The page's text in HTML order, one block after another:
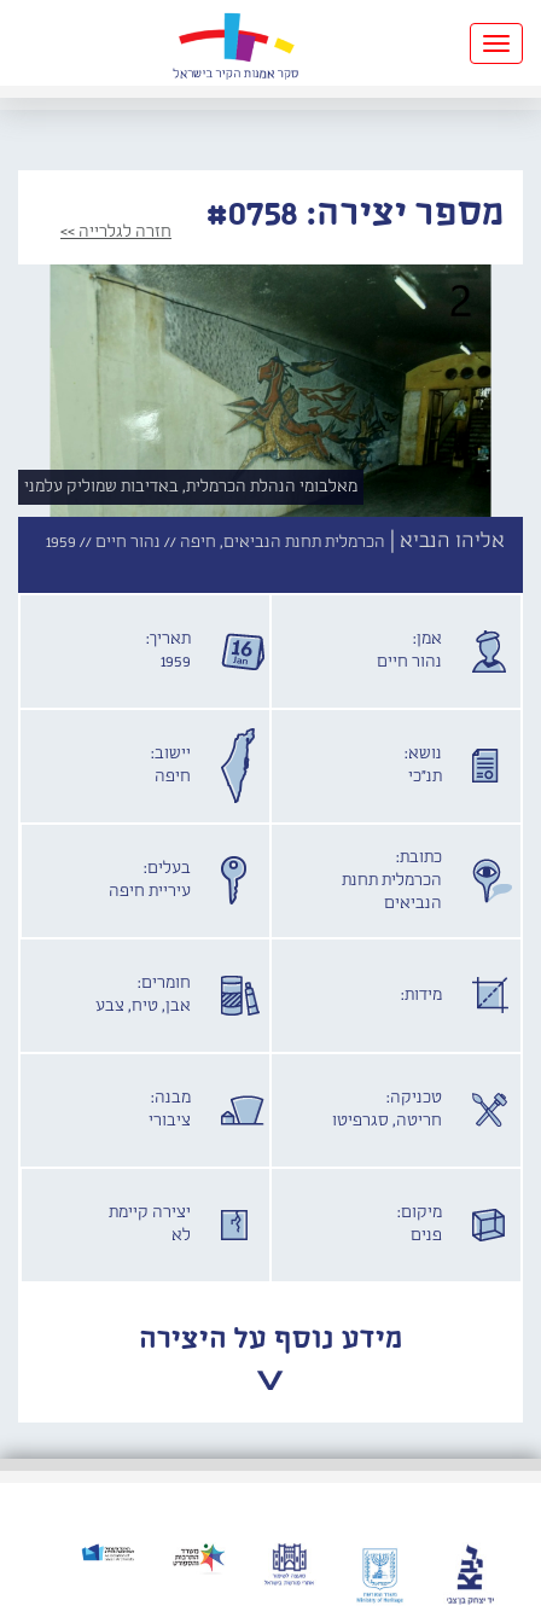
Toggle
navigation
מספר יצירה: #0758 חזרה לגלרייה >>
מאלבומי הנהלת הכרמלית, באדיבות שמוליק עלמני
אליהו הנביא | הכרמלית תחנת הנביאים, חיפה // נהור חיים // 1959
אמן:
נהור חיים
תאריך:
1959
נושא:
תנ"כי
יישוב:
חיפה
כתובת:
הכרמלית תחנת
הנביאים
בעלים:
עיריית חיפה
מידות:
חומרים:
אבן, טיח, צבע
טכניקה:
חריטה, סגרפיטו
מבנה:
ציבורי
מיקום:
פנים
יצירה קיימת
לא
מידע נוסף על היצירה